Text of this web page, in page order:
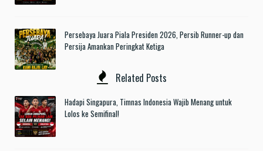
Persebaya Juara Piala Presiden 2026, Persib Runner-up dan
Persija Amankan Peringkat Ketiga
Related Posts
Hadapi Singapura, Timnas Indonesia Wajib Menang untuk
Lolos ke Semifinal!